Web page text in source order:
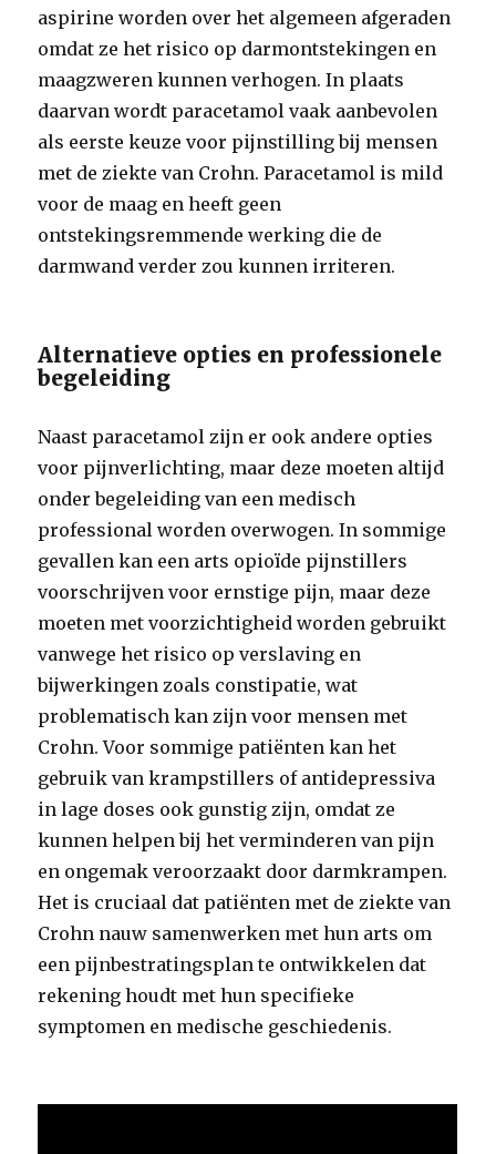
aspirine worden over het algemeen afgeraden
omdat ze het risico op darmontstekingen en
maagzweren kunnen verhogen. In plaats
daarvan wordt paracetamol vaak aanbevolen
als eerste keuze voor pijnstilling bij mensen
met de ziekte van Crohn. Paracetamol is mild
voor de maag en heeft geen
ontstekingsremmende werking die de
darmwand verder zou kunnen irriteren.
Alternatieve opties en professionele
begeleiding
Naast paracetamol zijn er ook andere opties
voor pijnverlichting, maar deze moeten altijd
onder begeleiding van een medisch
professional worden overwogen. In sommige
gevallen kan een arts opioïde pijnstillers
voorschrijven voor ernstige pijn, maar deze
moeten met voorzichtigheid worden gebruikt
vanwege het risico op verslaving en
bijwerkingen zoals constipatie, wat
problematisch kan zijn voor mensen met
Crohn. Voor sommige patiënten kan het
gebruik van krampstillers of antidepressiva
in lage doses ook gunstig zijn, omdat ze
kunnen helpen bij het verminderen van pijn
en ongemak veroorzaakt door darmkrampen.
Het is cruciaal dat patiënten met de ziekte van
Crohn nauw samenwerken met hun arts om
een pijnbestratingsplan te ontwikkelen dat
rekening houdt met hun specifieke
symptomen en medische geschiedenis.